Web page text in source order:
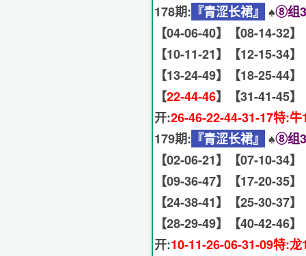
178期: 『青涩长裙』 ♠️⑧组
【04-06-40】【08-14-32】
【10-11-21】【12-15-34】
【13-24-49】【18-25-44】
【22-44-46】【31-41-45】
开:26-46-22-44-31-17特:牛
179期: 『青涩长裙』 ♠️⑧组
【02-06-21】【07-10-34】
【09-36-47】【17-20-35】
【24-38-41】【25-30-37】
【28-29-49】【40-42-46】
开:10-11-26-06-31-09特:龙